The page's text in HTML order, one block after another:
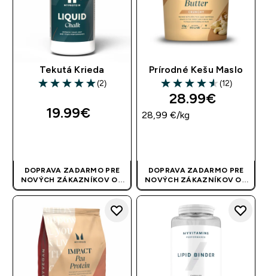
Tekutá Krieda
5 out of 5 stars
(2)
19.99€‎
DOPRAVA ZADARMO PRE
NOVÝCH ZÁKAZNÍKOV OD
40 EUR| AKCIA SA APLIKUJE
Prírodné Kešu Maslo
4.58 out of 5 stars
(12)
28.99€‎
28,99 €‎/kg
DOPRAVA ZADARMO PRE
NOVÝCH ZÁKAZNÍKOV OD
40 EUR| AKCIA SA APLIKUJE